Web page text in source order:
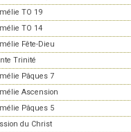
TO 19
TO 14
Fête-Dieu
Trinité
Pâques 7
Ascension
Pâques 5
du Christ